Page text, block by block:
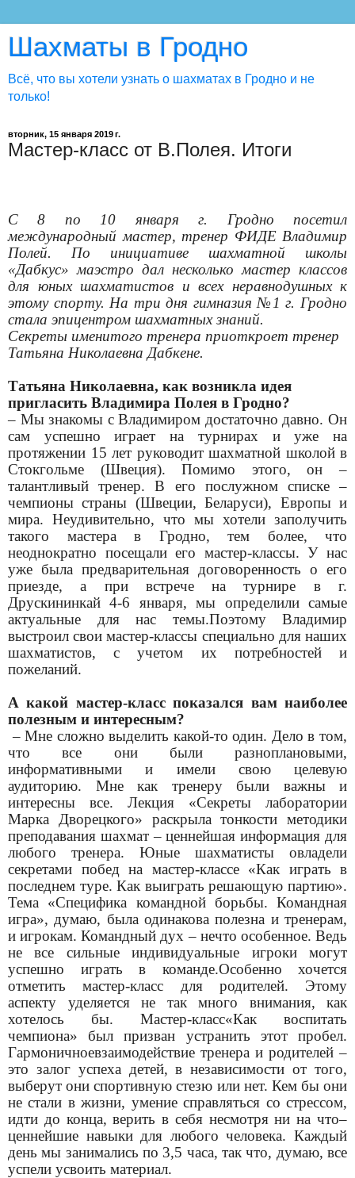
Шахматы в Гродно
Всё, что вы хотели узнать о шахматах в Гродно и не
только!
вторник, 15 января 2019 г.
Мастер-класс от В.Полея. Итоги
С 8 по 10 января г. Гродно посетил
международный мастер, тренер ФИДЕ Владимир
Полей. По инициативе шахматной школы
«Дабкус» маэстро дал несколько мастер классов
для юных шахматистов и всех неравнодушных к
этому спорту. На три дня гимназия №1 г. Гродно
стала эпицентром шахматных знаний.
Секреты именитого тренера приоткроет тренер
Татьяна Николаевна Дабкене.
Татьяна Николаевна, как возникла идея
пригласить Владимира Полея в Гродно?
– Мы знакомы с Владимиром достаточно давно. Он
сам успешно играет на турнирах и уже на
протяжении 15 лет руководит шахматной школой в
Стокгольме (Швеция). Помимо этого, он –
талантливый тренер. В его послужном списке –
чемпионы страны (Швеции, Беларуси), Европы и
мира. Неудивительно, что мы хотели заполучить
такого мастера в Гродно, тем более, что
неоднократно посещали его мастер-классы. У нас
уже была предварительная договоренность о его
приезде, а при встрече на турнире в г.
Друскининкай 4-6 января, мы определили самые
актуальные для нас темы.Поэтому Владимир
выстроил свои мастер-классы специально для наших
шахматистов, с учетом их потребностей и
пожеланий.
А какой мастер-класс показался вам наиболее
полезным и интересным?
– Мне сложно выделить какой-то один. Дело в том,
что все они были разноплановыми,
информативными и имели свою целевую
аудиторию. Мне как тренеру были важны и
интересны все. Лекция «Секреты лаборатории
Марка Дворецкого» раскрыла тонкости методики
преподавания шахмат – ценнейшая информация для
любого тренера. Юные шахматисты овладели
секретами побед на мастер-классе «Как играть в
последнем туре. Как выиграть решающую партию».
Тема «Специфика командной борьбы. Командная
игра», думаю, была одинакова полезна и тренерам,
и игрокам. Командный дух – нечто особенное. Ведь
не все сильные индивидуальные игроки могут
успешно играть в команде.Особенно хочется
отметить мастер-класс для родителей. Этому
аспекту уделяется не так много внимания, как
хотелось бы. Мастер-класс«Как воспитать
чемпиона» был призван устранить этот пробел.
Гармоничноевзаимодействие тренера и родителей –
это залог успеха детей, в независимости от того,
выберут они спортивную стезю или нет. Кем бы они
не стали в жизни, умение справляться со стрессом,
идти до конца, верить в себя несмотря ни на что–
ценнейшие навыки для любого человека. Каждый
день мы занимались по 3,5 часа, так что, думаю, все
успели усвоить материал.